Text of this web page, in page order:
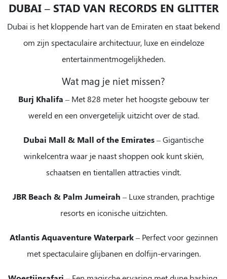
DUBAI – STAD VAN RECORDS EN GLITTER
Dubai is het kloppende hart van de Emiraten en staat bekend
om zijn spectaculaire architectuur, luxe en eindeloze
entertainmentmogelijkheden.
Wat mag je niet missen?
Burj Khalifa – Met 828 meter het hoogste gebouw ter
wereld en een onvergetelijk uitzicht over de stad.
Dubai Mall & Mall of the Emirates– Gigantische
winkelcentra waar je naast shoppen ook kunt skiën,
schaatsen en tientallen attracties vindt.
JBR Beach & Palm Jumeirah – Luxe stranden, prachtige
resorts en iconische uitzichten.
Atlantis Aquaventure Waterpark– Perfect voor gezinnen
met spectaculaire glijbanen en dolfijn-ervaringen.